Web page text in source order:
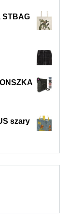
STBAG
szary